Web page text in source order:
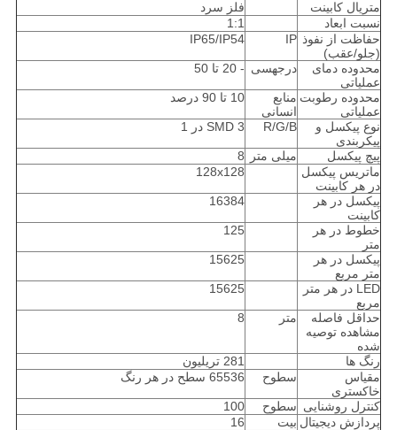
متریال کابینت
فلز سرد
نسبت ابعاد
1:1
حفاظت از نفوذ
(جلو/عقب)
IP
IP65/IP54
محدوده دمای
عملیاتی
درجهسی - 20 تا 50
محدوده رطوبت
عملیاتی
منابع
انسانی
10 تا 90 درصد
نوع پیکسل و
پیکربندی
R/G/B SMD 3 در 1
پیچ پیکسل میلی متر
8
ماتریس پیکسل
در هر کابینت
128x128
پیکسل در هر
کابینت
16384
خطوط در هر
متر
125
پیکسل در هر
متر مربع
15625
LED در هر متر
مربع
15625
حداقل فاصله
مشاهده توصیه
شده
متر 8
رنگ ها
281 تریلیون
مقیاس
خاکستری
سطوح 65536 سطح در هر رنگ
کنترل روشنایی سطوح
100
پردازش دیجیتال بیت
16